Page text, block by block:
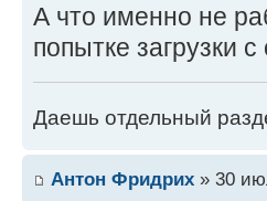
А что именно не
попытке загрузки с
Даешь отдельный
Антон Фридрих » 30